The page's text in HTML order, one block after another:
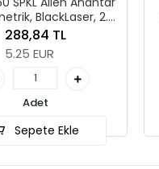
metrik, Krom Kaplama,
Sepete Ekle